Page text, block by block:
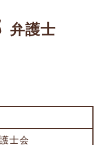
弁護士
士会